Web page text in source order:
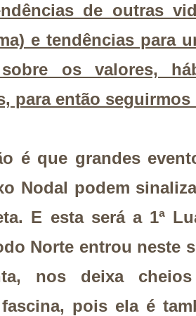
de outras
e tendências para
sobre os valores,
para então
é que grandes
Nodal podem
E esta será a 1ª
Norte entrou neste
nos deixa
pois ela é